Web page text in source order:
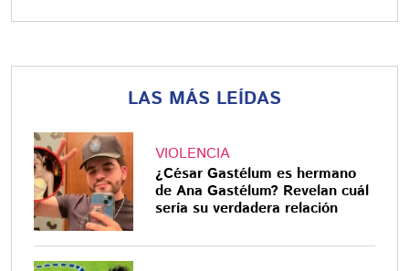
LAS MÁS LEÍDAS
VIOLENCIA
¿César Gastélum es hermano
de Ana Gastélum? Revelan cuál
sería su verdadera relación